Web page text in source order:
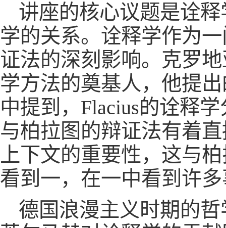
讲座的核心议题是诠
学的关系。诠释学作为
证法的深刻影响。克罗
学方法的奠基人，他提
中提到，Flacius的诠释
与柏拉图的辩证法有着
上下文的重要性，这与
看到一，在一中看到许
德国浪漫主义时期的